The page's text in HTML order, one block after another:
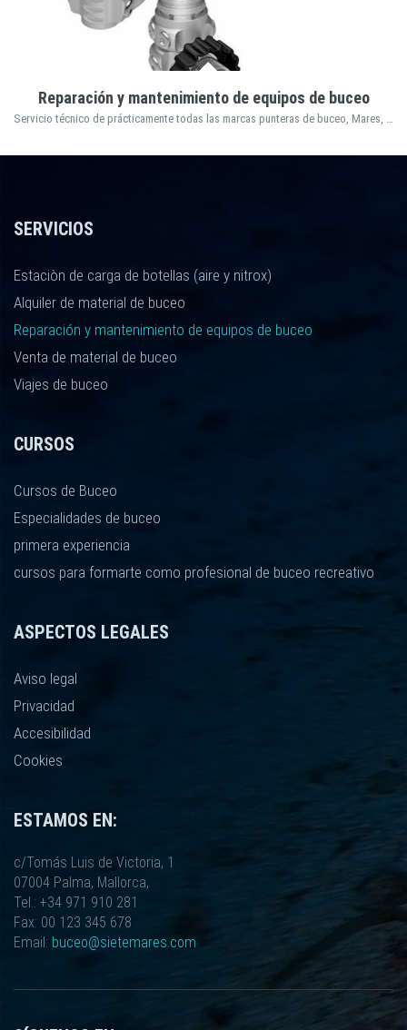
Reparación y mantenimiento de equipos de buceo
SERVICIOS
Estaciòn de carga de botellas (aire y nitrox)
Alquiler de material de buceo
Reparación y mantenimiento de equipos de buceo
Venta de material de buceo
Viajes de buceo
CURSOS
Cursos de Buceo
Especialidades de buceo
primera experiencia
cursos para formarte como profesional de buceo recreativo
ASPECTOS LEGALES
Aviso legal
Privacidad
Accesibilidad
Cookies
ESTAMOS EN:
c/Tomás Luis de Victoria, 1
07004 Palma, Mallorca,
Tel.: +34 971 910 281
Fax: 00 123 345 678
Email: buceo@sietemares.com